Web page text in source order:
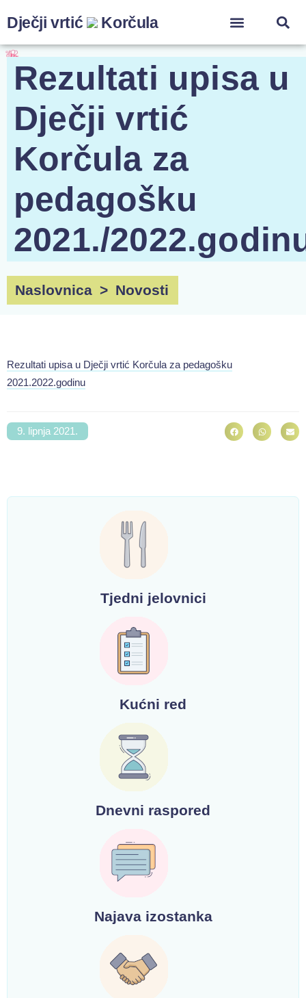
Dječji vrtić Korčula
Rezultati upisa u
Dječji vrtić
Korčula za
pedagošku
2021./
Naslovnica > Novosti
Rezultati upisa u Dječji vrtić Korčula za pedagošku
2021.2022.godinu
9. lipnja 2021.
Tjedni jelovnici
Kućni red
Dnevni raspored
Najava izostanka